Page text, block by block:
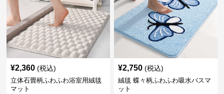
¥2,360 (税込)
立体石畳柄ふわふわ浴室用絨毯
マット
¥2,750 (税込)
絨毯 蝶々柄ふわふわ吸水バスマ
ット